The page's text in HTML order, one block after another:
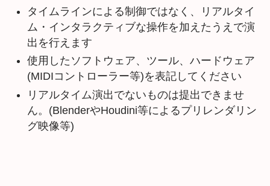
タイムラインによる制御ではなく、リアルタイ
ム・インタラクティブな操作を加えたうえで演
出を行えます
使用したソフトウェア、ツール、ハードウェア
(MIDIコントローラー等)を表記してください
リアルタイム演出でないものは提出できませ
ん。(BlenderやHoudini等によるプリレンダリン
グ映像等)